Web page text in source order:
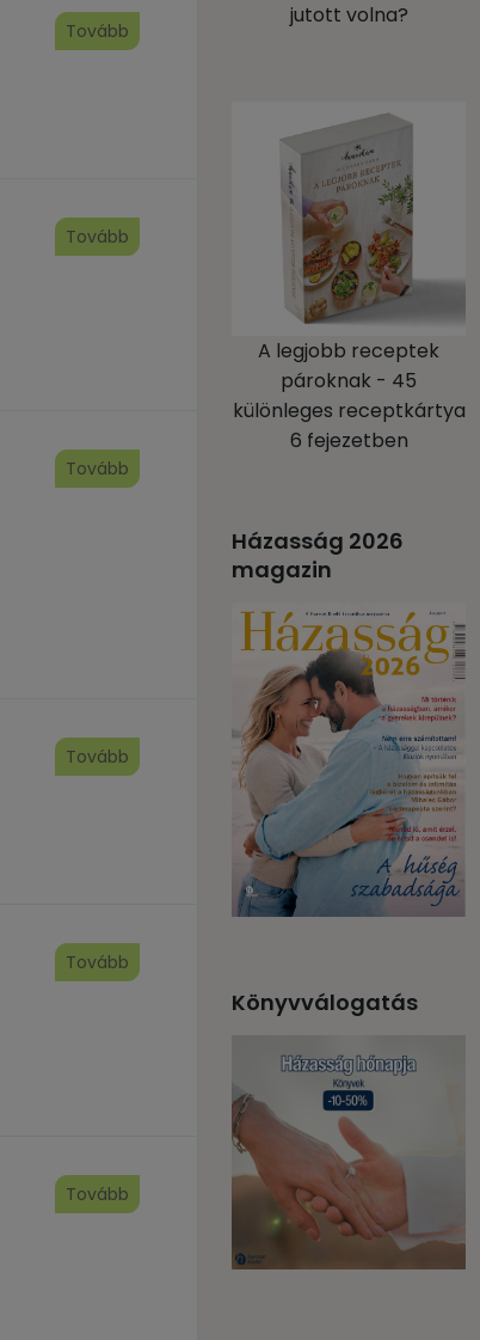
Tovább
Tovább
Tovább
Tovább
Tovább
Tovább
jutott volna?
A legjobb receptek
pároknak - 45
különleges receptkártya
6 fejezetben
Házasság 2026
magazin
Könyvválogatás